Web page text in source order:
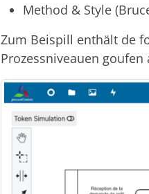
Method & Style
Zum Beispill enthält de
Prozessniveauen